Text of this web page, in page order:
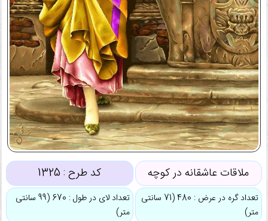
ملاقات عاشقانه در کوچه کد طرح : 1325
تعداد گره در عرض : 480 (71 سانتی
متر)
تعداد لای در طول : 670 (99 سانتی
متر)